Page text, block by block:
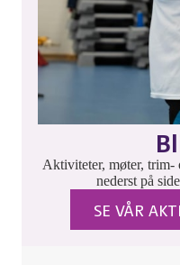
Aktiviteter, møter, trim-
nederst på
SE VÅR